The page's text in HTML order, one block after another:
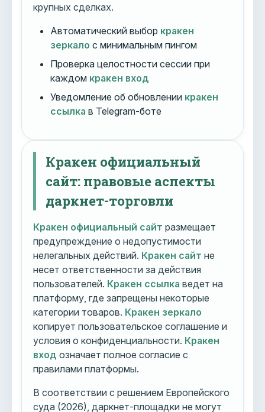
крупных сделках.
Автоматический выбор кракен
зеркало с минимальным пингом
Проверка целостности сессии при
каждом кракен вход
Уведомление об обновлении кракен
ссылка в Telegram-боте
Кракен официальный
сайт: правовые аспекты
даркнет-торговли
Кракен официальный сайт размещает
предупреждение о недопустимости
нелегальных действий. Кракен сайт не
несет ответственности за действия
пользователей. Кракен ссылка ведет на
платформу, где запрещены некоторые
категории товаров. Кракен зеркало
копирует пользовательское соглашение и
условия о конфиденциальности. Кракен
вход означает полное согласие с
правилами платформы.
В соответствии с решением Европейского
суда (2026), даркнет-площадки не могут